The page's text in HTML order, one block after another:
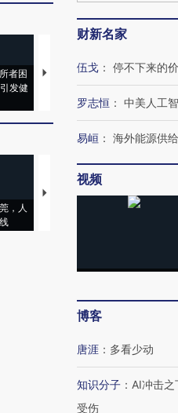
者困
发健
视线｜HYROX的吸金
术：是什么让中产们甘
心“花钱找虐”？
，人
【推广】走进第四届链博
会，让数智科技“链”接产
财新名家
伍戈 ： 停不下来的
罗志恒 ： 中美人工
易峘 ： 海外能源供
视频
博客
唐涯 ： 多看少动
知识分子 ： AI冲击
受伤